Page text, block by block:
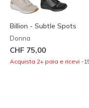
Billion - Subtle Spots
Donna
CHF 75,00
Acquista 2+ paia e ricevi -